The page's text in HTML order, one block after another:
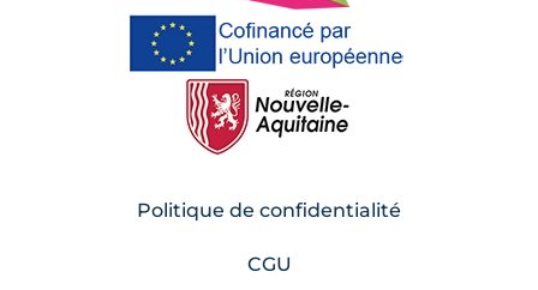
Politique de confidentialité
CGU